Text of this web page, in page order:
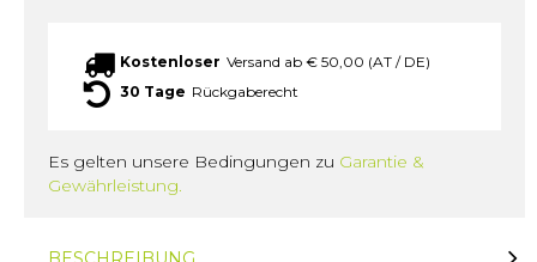
Kostenloser Versand ab € 50,00 (AT / DE)
30 Tage Rückgaberecht
Es gelten unsere Bedingungen zu Garantie &
Gewährleistung.